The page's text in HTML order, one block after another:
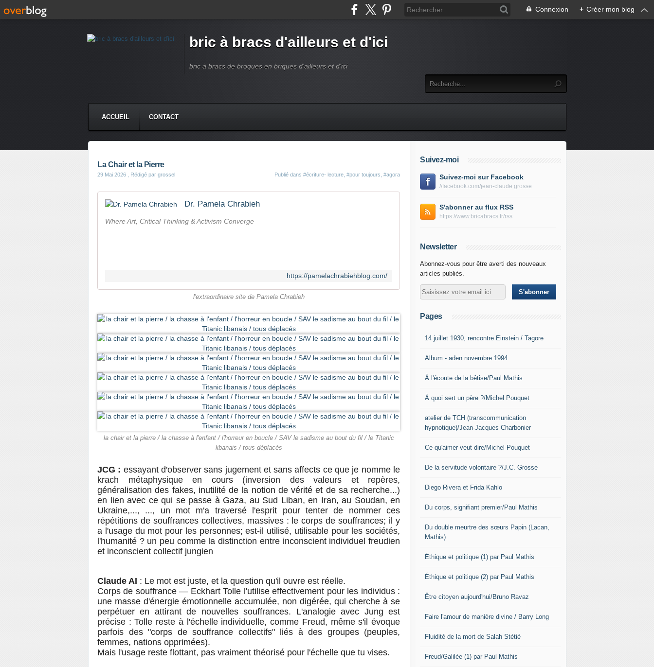
Connexion + Créer mon blog
bric à bracs d'ailleurs et d'ici
bric à bracs de broques en briques d'ailleurs et d'ici
ACCUEIL CONTACT
La Chair et la Pierre
29 Mai 2026 , Rédigé par grossel Publié dans #écriture- lecture #pour toujours #agora
Dr. Pamela Chrabieh
Where Art, Critical Thinking & Activism Converge
https://pamelachrabiehblog.com/
l'extraordinaire site de Pamela Chrabieh
la chair et la pierre / la chasse à l'enfant / l'horreur en boucle / SAV le sadisme au bout du fil / le Titanic
libanais / tous déplacés
JCG : essayant d'observer sans jugement et sans affects ce que je nomme le
krach métaphysique en cours (inversion des valeurs et repères,
généralisation des fakes, inutilité de la notion de vérité et de sa recherche...)
en lien avec ce qui se passe à Gaza, au Sud Liban, en Iran, au Soudan, en
Ukraine,..., ..., un mot m'a traversé l'esprit pour tenter de nommer ces
répétitions de souffrances collectives, massives : le corps de souffrances; il y
a l'usage du mot pour les personnes; est-il utilisé, utilisable pour les sociétés,
l'humanité ? un peu comme la distinction entre inconscient individuel freudien
et inconscient collectif jungien
Claude AI : Le mot est juste, et la question qu'il ouvre est réelle.
Corps de souffrance — Eckhart Tolle l'utilise effectivement pour les individus :
une masse d'énergie émotionnelle accumulée, non digérée, qui cherche à se
perpétuer en attirant de nouvelles souffrances. L'analogie avec Jung est
précise : Tolle reste à l'échelle individuelle, comme Freud, même s'il évoque
parfois des "corps de souffrance collectifs" liés à des groupes (peuples,
femmes, nations opprimées).
Mais l'usage reste flottant, pas vraiment théorisé pour l'échelle que tu vises.
Suivez-moi
Suivez-moi sur Facebook
//facebook.com/jean-claude grosse
S'abonner au flux RSS
https://www.bricabracs.fr/rss
Newsletter
Abonnez-vous pour être averti des nouveaux
articles publiés.
Pages
14 juillet 1930, rencontre Einstein / Tagore
Album - aden novembre 1994
À l'écoute de la bêtise/Paul Mathis
À quoi sert un père ?/Michel Pouquet
atelier de TCH (transcommunication
hypnotique)/Jean-Jacques Charbonier
Ce qu'aimer veut dire/Michel Pouquet
De la servitude volontaire ?/J.C. Grosse
Diego Rivera et Frida Kahlo
Du corps, signifiant premier/Paul Mathis
Du double meurtre des sœurs Papin (Lacan,
Mathis)
Éthique et politique (1) par Paul Mathis
Éthique et politique (2) par Paul Mathis
Être citoyen aujourd'hui/Bruno Ravaz
Faire l'amour de manière divine / Barry Long
Fluidité de la mort de Salah Stétié
Freud/Galilée (1) par Paul Mathis